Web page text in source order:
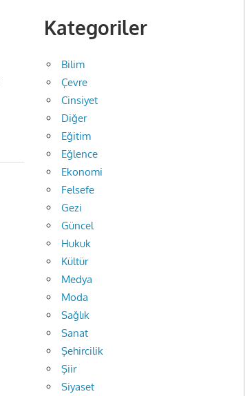
Kategoriler
Bilim
Çevre
Cinsiyet
Diğer
Eğitim
Eğlence
Ekonomi
Felsefe
Gezi
Güncel
Hukuk
Kültür
Medya
Moda
Sağlık
Sanat
Şehircilik
Şiir
Siyaset